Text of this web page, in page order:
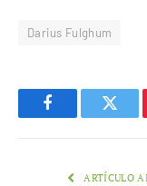
Darius Fulghum
Facebook
ARTÍCULO